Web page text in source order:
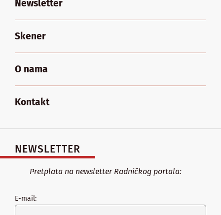
Newsletter
Skener
O nama
Kontakt
NEWSLETTER
Pretplata na newsletter Radničkog portala:
E-mail: